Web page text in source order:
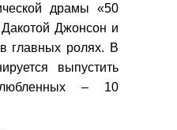
драмы «50
Дакотой Джонсон и
главных ролях. В
выпустить
– 10